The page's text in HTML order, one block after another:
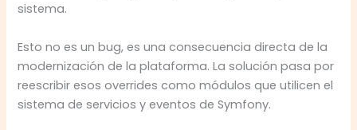
sistema.
Esto no es un bug, es una consecuencia directa de la
modernización de la plataforma. La solución pasa por
reescribir esos overrides como módulos que utilicen el
sistema de servicios y eventos de Symfony.